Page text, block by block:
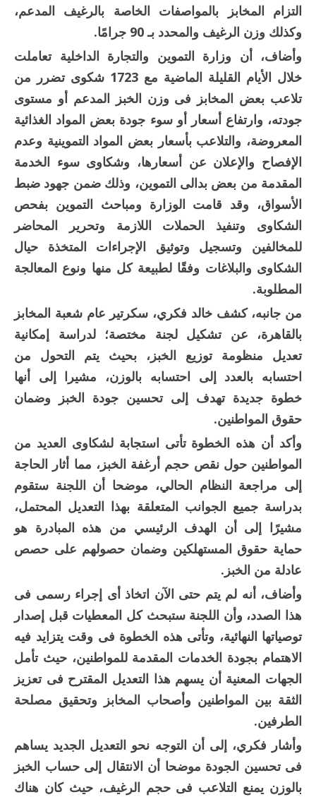
التزام المخابز بالمواصفات الخاصة بالرغيف المدعم،
وكذلك وزن الرغيف والمحدد بـ 90 جرامًا.
وأضاف، أن وزارة التموين والتجارة الداخلية تعاملت
خلال الأيام القليلة الماضية مع 1723 شكوى تضرر من
تلاعب بعض المخابز فى وزن الخبز المدعم أو مستوى
جودته، وارتفاع أسعار أو سوء جودة بعض المواد الغذائية
المعروضة، والتلاعب بأسعار بعض المواد التموينية وعدم
الإفصاح والإعلان عن أسعارها، وشكاوى سوء الخدمة
المقدمة من بعض بدالى التموين، وذلك ضمن جهود ضبط
الأسواق، وقد قامت الوزارة ومباحث التموين بفحص
الشكاوى وتنفيذ الحملات اللازمة وتحرير المحاضر
للمخالفين وتسجيل وتوثيق الإجراءات المتخذة حيال
الشكاوى والبلاغات وفقًا لطبيعة كل منها ونوع المعالجة
المطلوبة.
من جانبه، كشف خالد فكري، سكرتير عام شعبة المخابز
بالقاهرة، عن تشكيل لجنة مختصة؛ لدراسة إمكانية
تعديل منظومة توزيع الخبز، بحيث يتم التحول من
احتسابه بالعدد إلى احتسابه بالوزن، مشيرا إلى أنها
خطوة جديدة تهدف إلى تحسين جودة الخبز وضمان
حقوق المواطنين.
وأكد أن هذه الخطوة تأتى استجابة لشكاوى العديد من
المواطنين حول نقص حجم أرغفة الخبز، مما أثار الحاجة
إلى مراجعة النظام الحالي، موضحا أن اللجنة ستقوم
بدراسة جميع الجوانب المتعلقة بهذا التعديل المحتمل،
مشيرًا إلى أن الهدف الرئيسي من هذه المبادرة هو
حماية حقوق المستهلكين وضمان حصولهم على حصص
عادلة من الخبز.
وأضاف، أنه لم يتم حتى الآن اتخاذ أى إجراء رسمى فى
هذا الصدد، وأن اللجنة ستبحث كل المعطيات قبل إصدار
توصياتها النهائية، وتأتى هذه الخطوة فى وقت يتزايد فيه
الاهتمام بجودة الخدمات المقدمة للمواطنين، حيث تأمل
الجهات المعنية أن يسهم هذا التعديل المقترح فى تعزيز
الثقة بين المواطنين وأصحاب المخابز وتحقيق مصلحة
الطرفين.
وأشار فكري، إلى أن التوجه نحو التعديل الجديد يساهم
فى تحسين الجودة موضحا أن الانتقال إلى حساب الخبز
بالوزن يمنع التلاعب فى حجم الرغيف، حيث كان هناك